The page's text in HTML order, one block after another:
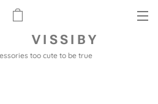
V I S S I B Y
too cute to be true